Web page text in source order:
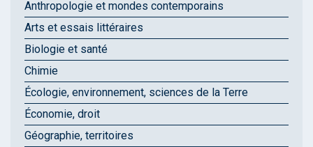
Anthropologie et mondes contemporains
Arts et essais littéraires
Biologie et santé
Chimie
Écologie, environnement, sciences de la Terre
Économie, droit
Géographie, territoires